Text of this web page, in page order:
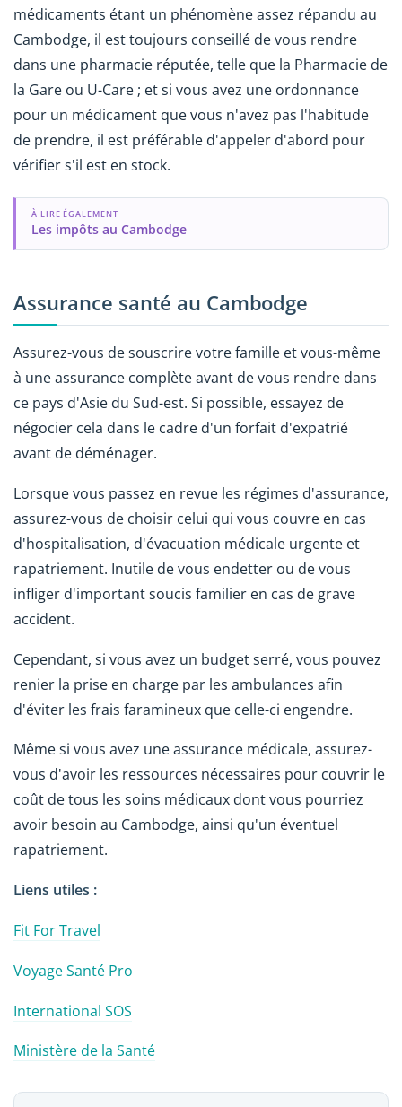
médicaments étant un phénomène assez répandu au
Cambodge, il est toujours conseillé de vous rendre
dans une pharmacie réputée, telle que la Pharmacie de
la Gare ou U-Care ; et si vous avez une ordonnance
pour un médicament que vous n'avez pas l'habitude
de prendre, il est préférable d'appeler d'abord pour
vérifier s'il est en stock.
À LIRE ÉGALEMENT
Les impôts au Cambodge
Assurance santé au Cambodge
Assurez-vous de souscrire votre famille et vous-même
à une assurance complète avant de vous rendre dans
ce pays d'Asie du Sud-est. Si possible, essayez de
négocier cela dans le cadre d'un forfait d'expatrié
avant de déménager.
Lorsque vous passez en revue les régimes d'assurance,
assurez-vous de choisir celui qui vous couvre en cas
d'hospitalisation, d'évacuation médicale urgente et
rapatriement. Inutile de vous endetter ou de vous
infliger d'important soucis familier en cas de grave
accident.
Cependant, si vous avez un budget serré, vous pouvez
renier la prise en charge par les ambulances afin
d'éviter les frais faramineux que celle-ci engendre.
Même si vous avez une assurance médicale, assurez-
vous d'avoir les ressources nécessaires pour couvrir le
coût de tous les soins médicaux dont vous pourriez
avoir besoin au Cambodge, ainsi qu'un éventuel
rapatriement.
Liens utiles :
Fit For Travel
Voyage Santé Pro
International SOS
Ministère de la Santé